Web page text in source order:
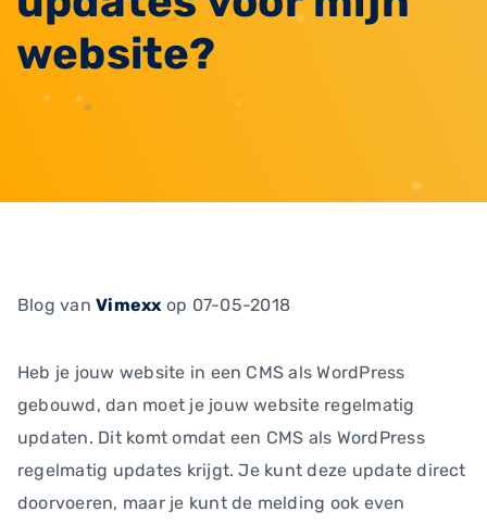
website?
Blog vanVimexx op 07-05-2018
Heb je jouw website in een CMS als WordPress
gebouwd, dan moet je jouw website regelmatig
updaten. Dit komt omdat een CMS als WordPress
regelmatig updates krijgt. Je kunt deze update direct
doorvoeren, maar je kunt de melding ook even